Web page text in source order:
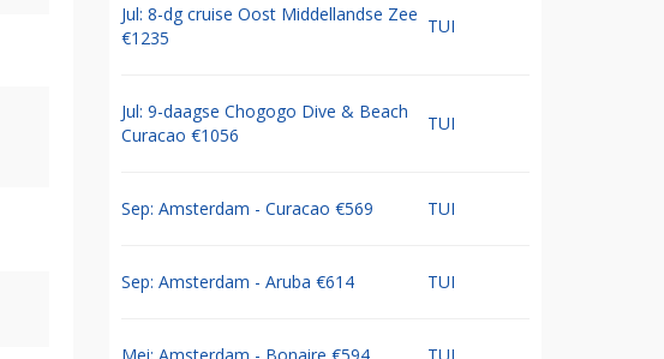
Jul: 8-dg cruise Oost Middellandse Zee
€1235
TUI
Jul: 9-daagse Chogogo Dive & Beach
Curacao €1056
TUI
Sep: Amsterdam - Curacao €569 TUI
Sep: Amsterdam - Aruba €614 TUI
Mei: Amsterdam - Bonaire €594 TUI